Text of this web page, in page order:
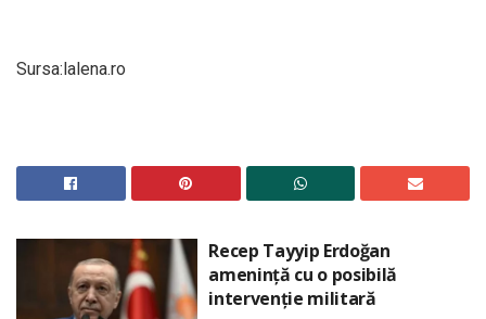
Sursa:lalena.ro
Recep Tayyip Erdoğan
amenință cu o posibilă
intervenție militară